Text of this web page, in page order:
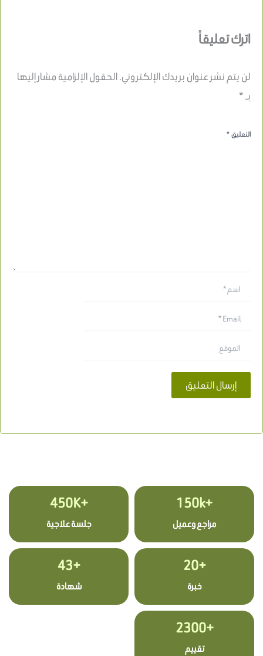
اترك تعليقاً
لن يتم نشر عنوان بريدك الإلكتروني.الحقول الإلزامية مشار إليها
بـ*
التعليق*
+150k
مراجع وعميل
+450K
جلسة علاجية
+20
خبرة
+43
شهادة
+2300
تقييم